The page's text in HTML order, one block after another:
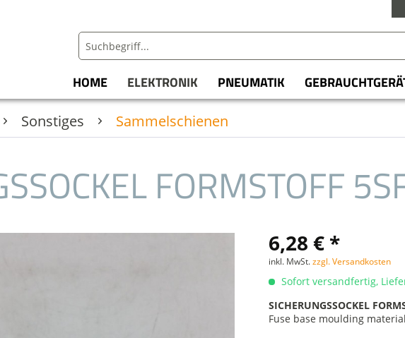
HOME ELEKTRONIK PNEUMATIK
Sonstiges Sammelschienen
FORMSTOFF
6,28 € *
inkl. MwSt.zzgl. Versandkosten
Sofort versandfertig,
SICHERUNGSSOCKEL
Fuse base moulding material